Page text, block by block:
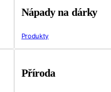
Nápady na dárky
Produkty
Příroda